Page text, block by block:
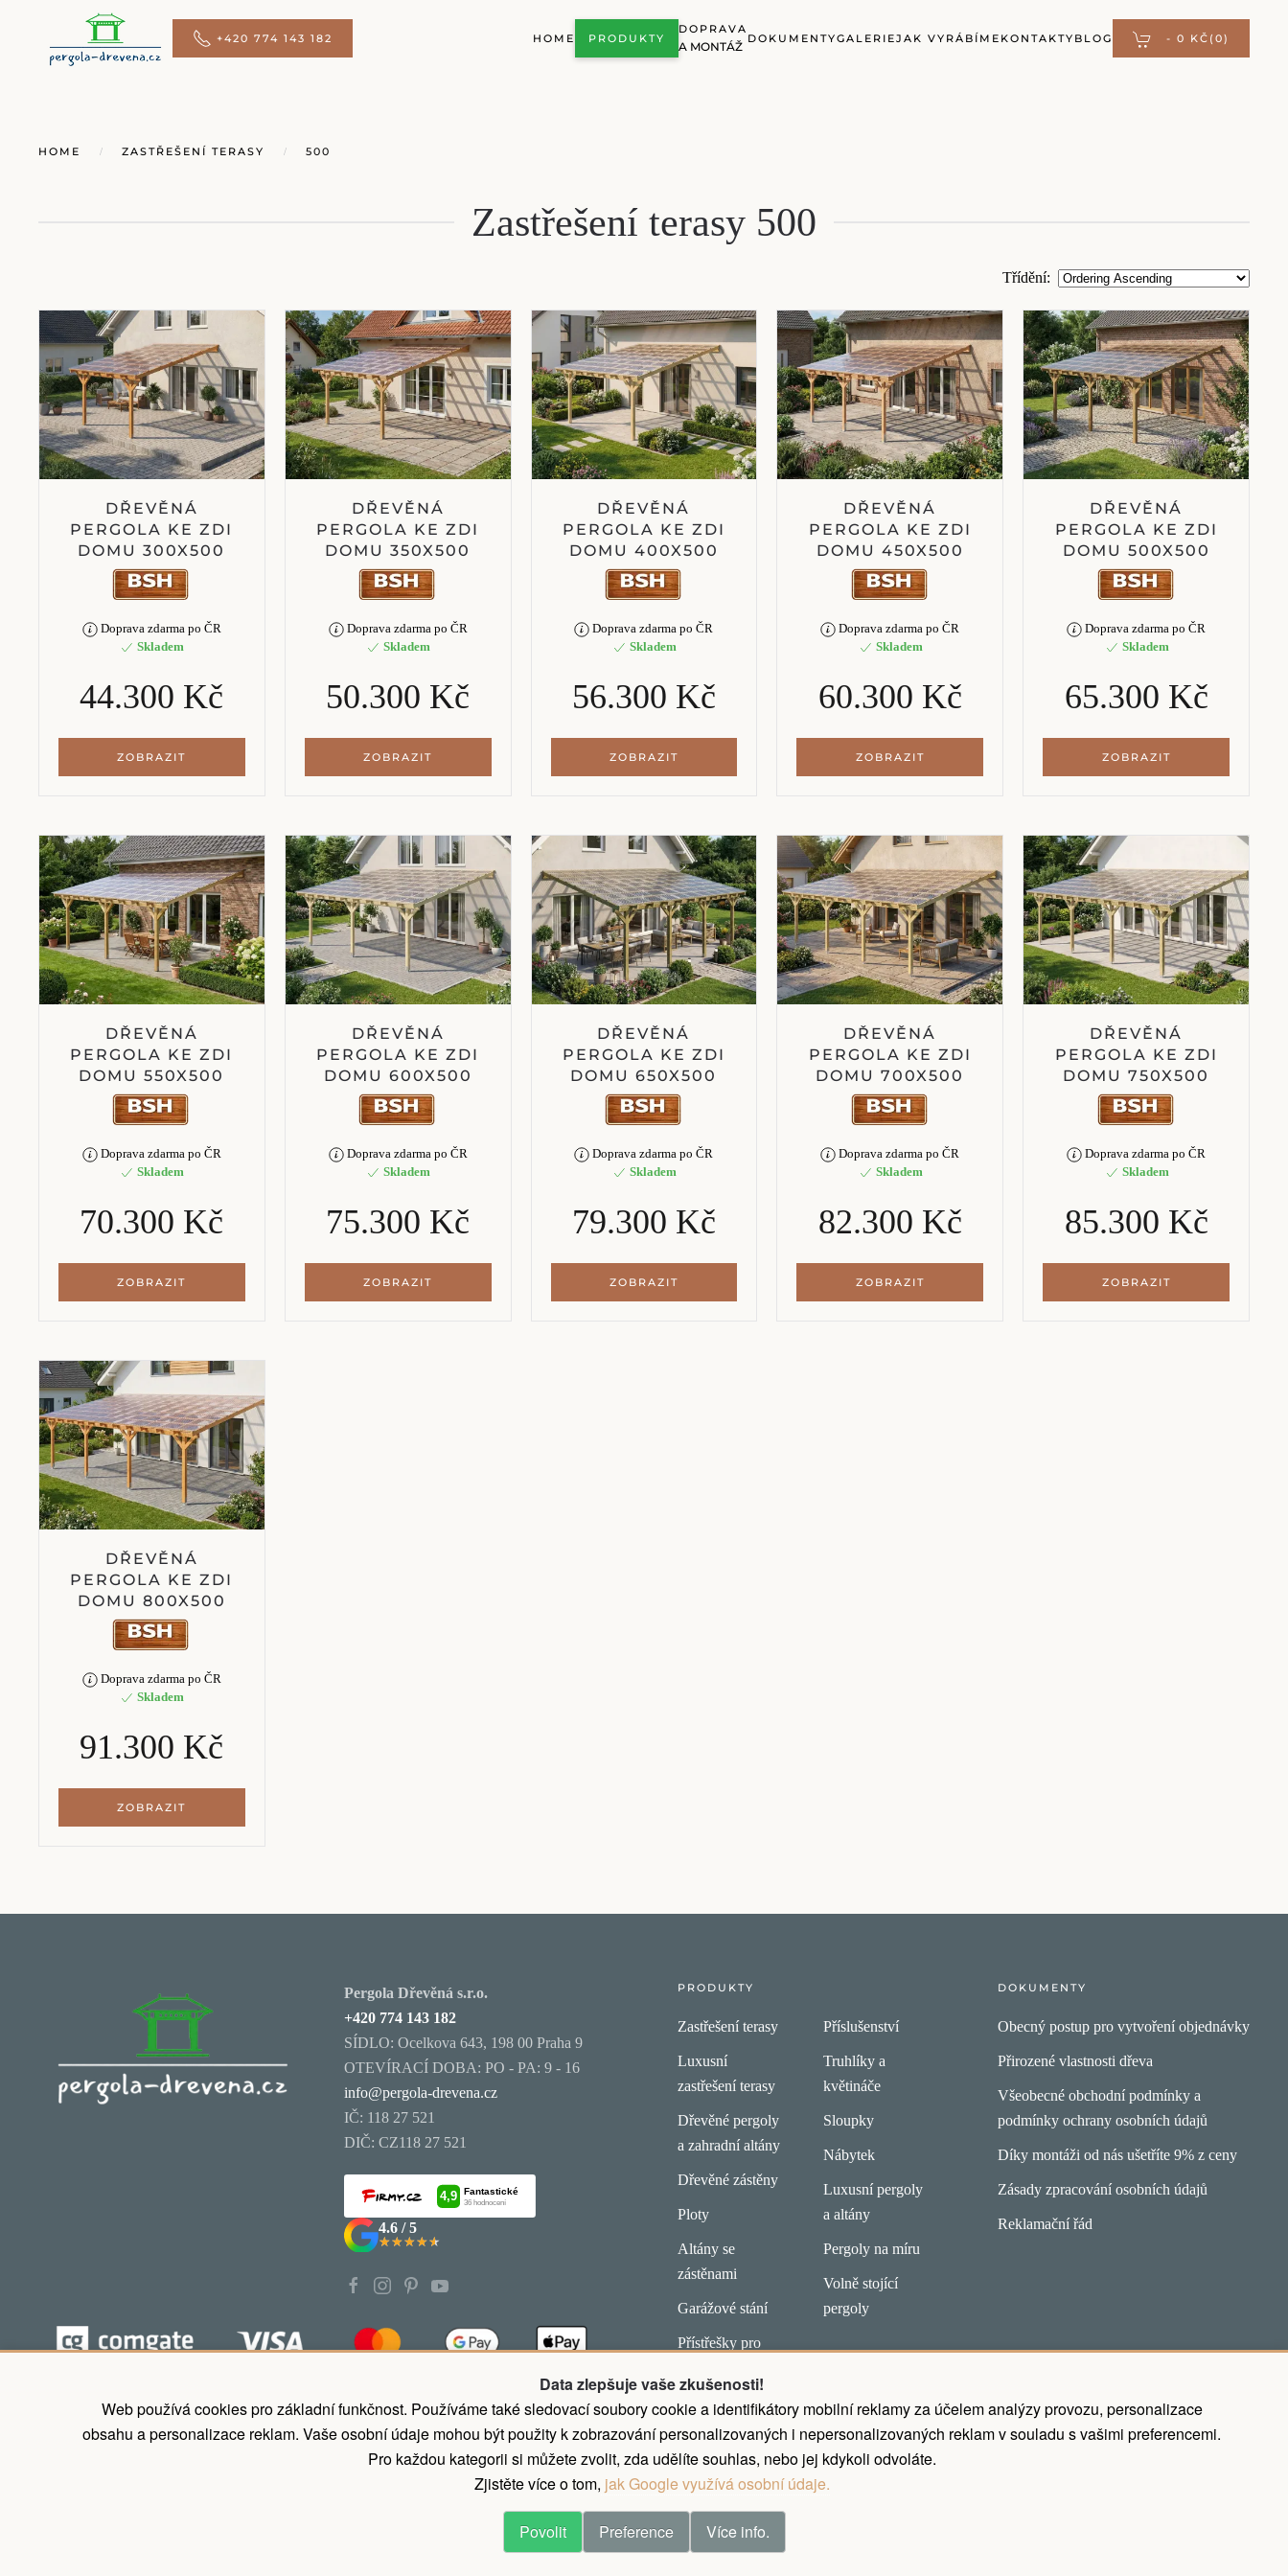
Data zlepšuje vaše zkušenosti!
Web používá cookies pro základní funkčnost. Používáme také sledovací soubory cookie a identifikátory mobilní reklamy za účelem analýzy provozu, personalizace
obsahu a personalizace reklam. Vaše osobní údaje mohou být použity k zobrazování personalizovaných i nepersonalizovaných reklam v souladu s vašimi preferencemi.
Pro každou kategorii si můžete zvolit, zda udělíte souhlas, nebo jej kdykoli odvoláte.
Zjistěte více o tom, jak Google využívá osobní údaje.
Povolit Preference Více info.
Přejít na hlavní obsah +420 774 143 182 HOME PRODUKTY
DOPRAVA
A MONTÁŽ
DOKUMENTYGALERIEJAK VYRÁBÍME KONTAKTY BLOG - 0 KČ (0)
HOME ZASTŘEŠENÍ TERASY 500
Zastřešení terasy 500
Třídění:
DŘEVĚNÁ
PERGOLA KE ZDI
DOMU 300X500
Doprava zdarma po ČR
Skladem
44.300 Kč
ZOBRAZIT
DŘEVĚNÁ
PERGOLA KE ZDI
DOMU 350X500
Doprava zdarma po ČR
Skladem
50.300 Kč
ZOBRAZIT
DŘEVĚNÁ
PERGOLA KE ZDI
DOMU 400X500
Doprava zdarma po ČR
Skladem
56.300 Kč
ZOBRAZIT
DŘEVĚNÁ
PERGOLA KE ZDI
DOMU 450X500
Doprava zdarma po ČR
Skladem
60.300 Kč
ZOBRAZIT
DŘEVĚNÁ
PERGOLA KE ZDI
DOMU 500X500
Doprava zdarma po ČR
Skladem
65.300 Kč
ZOBRAZIT
DŘEVĚNÁ
PERGOLA KE ZDI
DOMU 550X500
Doprava zdarma po ČR
Skladem
70.300 Kč
ZOBRAZIT
DŘEVĚNÁ
PERGOLA KE ZDI
DOMU 600X500
Doprava zdarma po ČR
Skladem
75.300 Kč
ZOBRAZIT
DŘEVĚNÁ
PERGOLA KE ZDI
DOMU 650X500
Doprava zdarma po ČR
Skladem
79.300 Kč
ZOBRAZIT
DŘEVĚNÁ
PERGOLA KE ZDI
DOMU 700X500
Doprava zdarma po ČR
Skladem
82.300 Kč
ZOBRAZIT
DŘEVĚNÁ
PERGOLA KE ZDI
DOMU 750X500
Doprava zdarma po ČR
Skladem
85.300 Kč
ZOBRAZIT
DŘEVĚNÁ
PERGOLA KE ZDI
DOMU 800X500
Doprava zdarma po ČR
Skladem
91.300 Kč
ZOBRAZIT
Pergola Dřevěná s.r.o.
+420 774 143 182
SÍDLO: Ocelkova 643, 198 00 Praha 9
OTEVÍRACÍ DOBA: PO - PA: 9 - 16
info@pergola-drevena.cz
IČ: 118 27 521
DIČ: CZ118 27 521
4.6 / 5
★★★★★
★★★★★
Koupit nyní zaplatit později, odložené platby.
PRODUKTY
Zastřešení terasy
Luxusní
zastřešení terasy
Dřevěné pergoly
a zahradní altány
Dřevěné zástěny
Ploty
Altány se
zástěnami
Garážové stání
Přístřešky pro
Příslušenství
Truhlíky a
květináče
Sloupky
Nábytek
Luxusní pergoly
a altány
Pergoly na míru
Volně stojící
pergoly
DOKUMENTY
Obecný postup pro vytvoření objednávky
Přirozené vlastnosti dřeva
Všeobecné obchodní podmínky a
podmínky ochrany osobních údajů
Díky montáži od nás ušetříte 9% z ceny
Zásady zpracování osobních údajů
Reklamační řád